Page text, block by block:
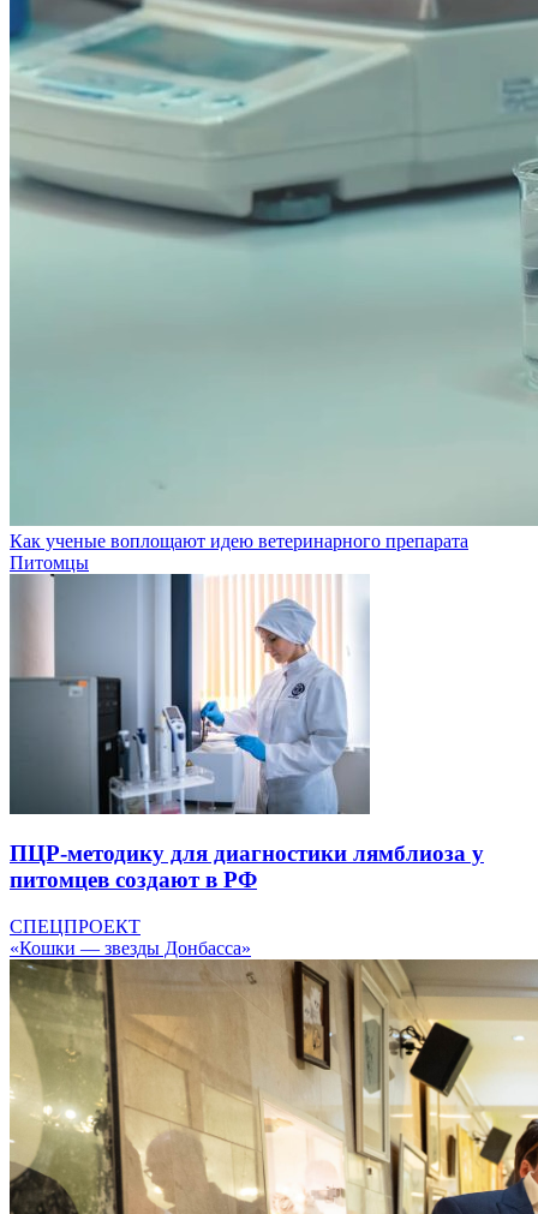
Как ученые воплощают идею ветеринарного препарата
Питомцы
ПЦР-методику для диагностики лямблиоза у
питомцев создают в РФ
СПЕЦПРОЕКТ
«Кошки — звезды Донбасса»